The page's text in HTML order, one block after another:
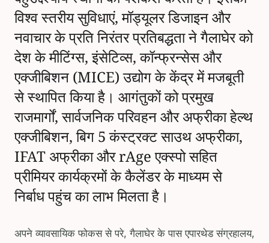
विश्व स्तरीय सुविधाएं, मॉड्यूलर डिजाइन और
नवाचार के प्रति निरंतर प्रतिबद्धता ने गैलाघेर को
देश के मीटिंग्स, इंसेटिव्स, कॉन्फ्रन्सेस और
एक्जीबिशन (MICE) उद्योग के केंद्र में मजबूती
से स्थापित किया है। आगंतुकों को प्रमुख
राजमार्गों, सार्वजनिक परिवहन और अफ्रीका हेल्थ
एक्जीबिशन, बिग 5 कंस्ट्रक्ट साउथ अफ्रीका,
IFAT अफ्रीका और rAge एक्स्पो सहित
प्रीमियर कार्यक्रमों के कैलेंडर के माध्यम से
निर्बाध पहुंच का लाभ मिलता है।
अपने व्यावसायिक फोकस से परे, गैलाघेर के पास एपारथेड संग्रहालय,